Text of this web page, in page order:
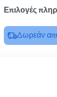
Επιλογές
Δωρεάν